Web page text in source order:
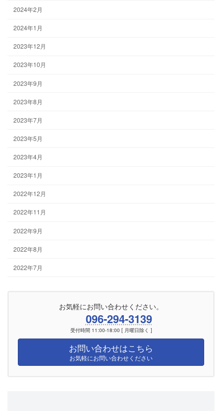
2024年2月
2024年1月
2023年12月
2023年10月
2023年9月
2023年8月
2023年7月
2023年5月
2023年4月
2023年1月
2022年12月
2022年11月
2022年9月
2022年8月
2022年7月
お気軽にお問い合わせください。
096-294-3139
受付時間 11:00-18:00 [ 月曜日除く ]
お問い合わせはこちら
お気軽にお問い合わせください